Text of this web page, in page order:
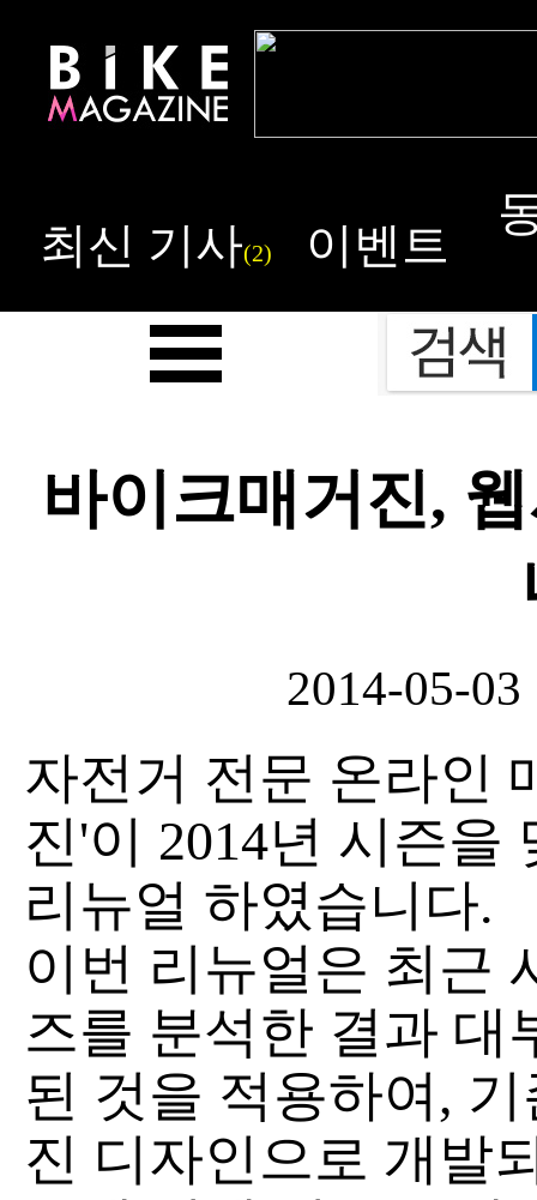
최신 기사(2) 이벤트
바이크매거진,
2014-05-03
자전거 전문 온라인
진'이 2014년 시즌을
리뉴얼 하였습니다.
이번 리뉴얼은 최근
즈를 분석한 결과 대
된 것을 적용하여,
진 디자인으로 개발